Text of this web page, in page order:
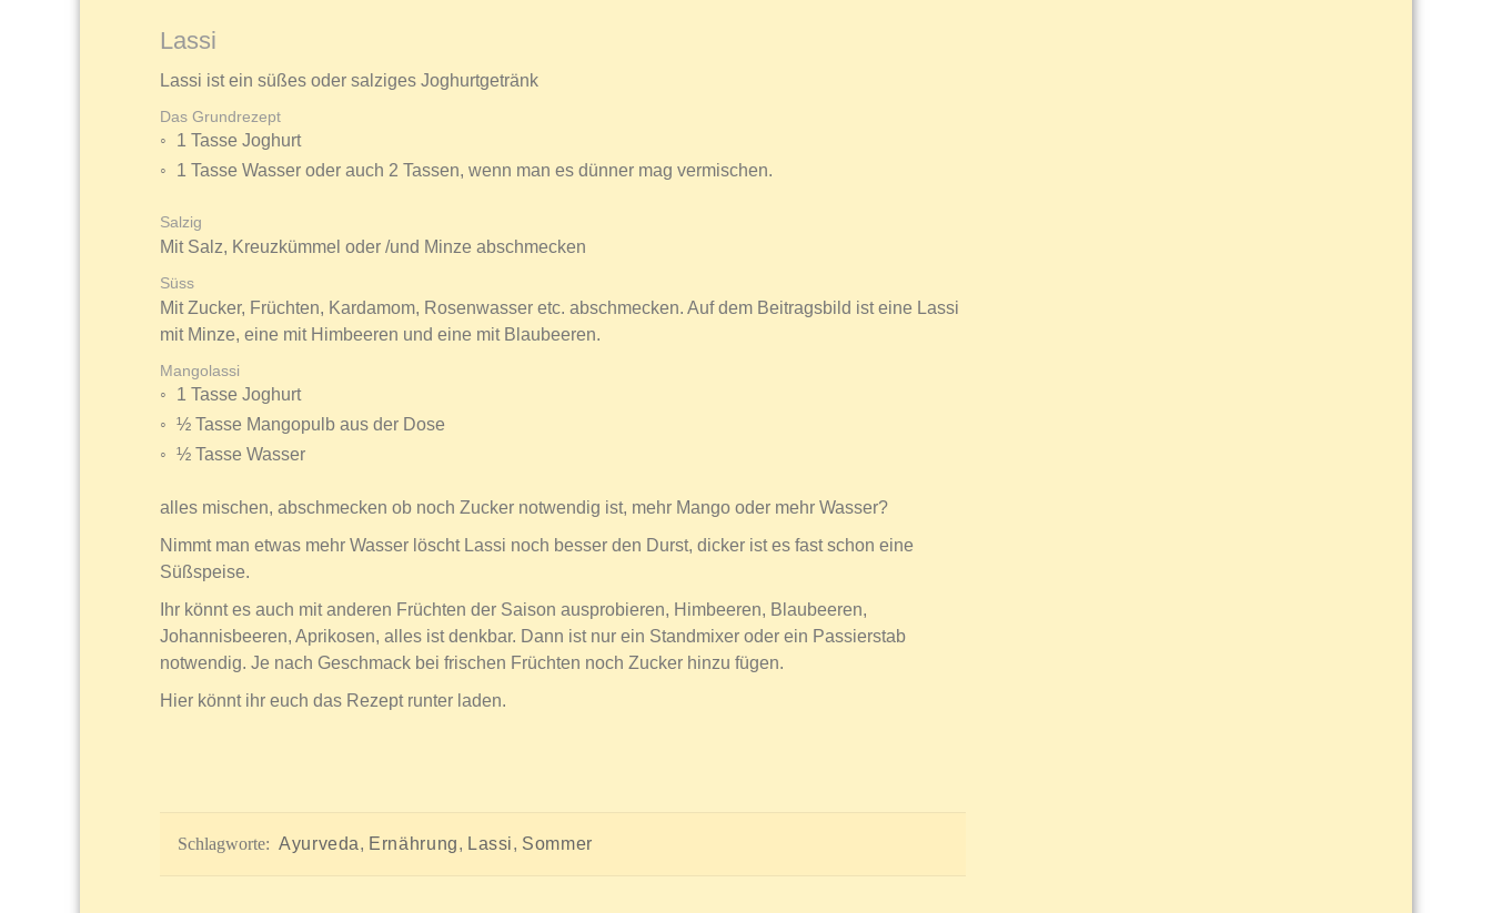
Lassi
Lassi ist ein süßes oder salziges Joghurtgetränk
Das Grundrezept
1 Tasse Joghurt
1 Tasse Wasser oder auch 2 Tassen, wenn man es dünner mag vermischen.
Salzig
Mit Salz, Kreuzkümmel oder /und Minze abschmecken
Süss
Mit Zucker, Früchten, Kardamom, Rosenwasser etc. abschmecken. Auf dem Beitragsbild ist eine Lassi
mit Minze, eine mit Himbeeren und eine mit Blaubeeren.
Mangolassi
1 Tasse Joghurt
½ Tasse Mangopulb aus der Dose
½ Tasse Wasser
alles mischen, abschmecken ob noch Zucker notwendig ist, mehr Mango oder mehr Wasser?
Nimmt man etwas mehr Wasser löscht Lassi noch besser den Durst, dicker ist es fast schon eine
Süßspeise.
Ihr könnt es auch mit anderen Früchten der Saison ausprobieren, Himbeeren, Blaubeeren,
Johannisbeeren, Aprikosen, alles ist denkbar. Dann ist nur ein Standmixer oder ein Passierstab
notwendig. Je nach Geschmack bei frischen Früchten noch Zucker hinzu fügen.
Hier könnt ihr euch das Rezept runter laden.
Schlagworte: Ayurveda, Ernährung, Lassi, Sommer